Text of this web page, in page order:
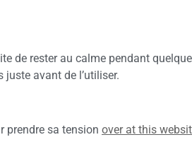
de rester au calme pendant
avant de l’utiliser.
prendre sa tension over at this